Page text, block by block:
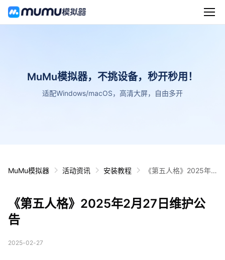
MuMu模拟器，不挑设备，秒开秒用！
适配Windows/macOS，高清大屏，自由多开
MuMu模拟器 活动资讯 安装教程
《第五人格》2025年2
《第五人格》2025年2月27日维护公
告
2025-02-27